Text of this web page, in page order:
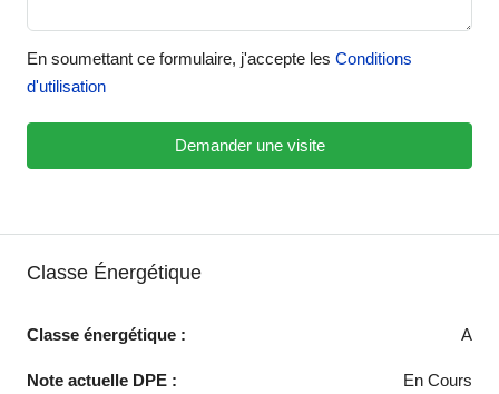
En soumettant ce formulaire, j'accepte les Conditions
d'utilisation
Demander une visite
Classe Énergétique
Classe énergétique : A
Note actuelle DPE : En Cours